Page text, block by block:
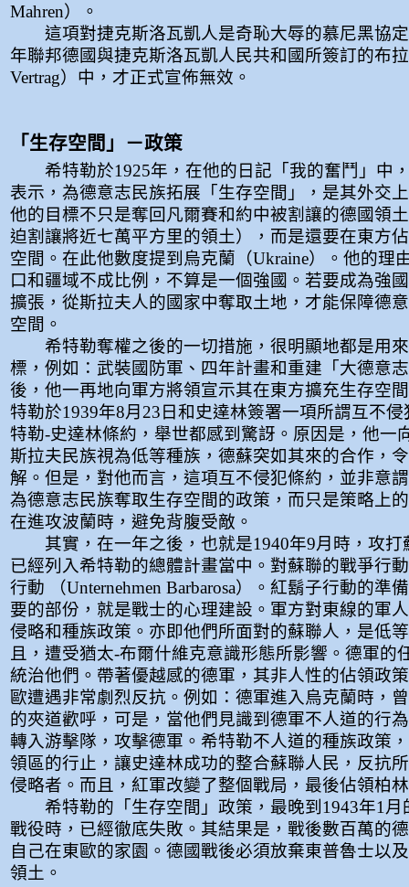
Mahren）。
這項對捷克斯洛瓦凱人是奇恥大辱的慕尼黑協定
年聯邦德國與捷克斯洛瓦凱人民共和國所簽訂的布
Vertrag）中，才正式宣佈無效。
「生存空間」－政策
希特勒於1925年，在他的日記「我的奮鬥」中
表示，為德意志民族拓展「生存空間」，是其外交
他的目標不只是奪回凡爾賽和約中被割讓的德國領
迫割讓將近七萬平方里的領土），而是還要在東方
空間。在此他數度提到烏克蘭（Ukraine）。他的理
口和疆域不成比例，不算是一個強國。若要成為強
擴張，從斯拉夫人的國家中奪取土地，才能保障德
空間。
希特勒奪權之後的一切措施，很明顯地都是用
標，例如：武裝國防軍、四年計畫和重建「大德意
後，他一再地向軍方將領宣示其在東方擴充生存空
特勒於1939年8月23日和史達林簽署一項所謂互不
特勒-史達林條約，舉世都感到驚訝。原因是，他一
斯拉夫民族視為低等種族，德蘇突如其來的合作，
解。但是，對他而言，這項互不侵犯條約，並非意
為德意志民族奪取生存空間的政策，而只是策略上
在進攻波蘭時，避免背腹受敵。
其實，在一年之後，也就是1940年9月時，攻打
已經列入希特勒的總體計畫當中。對蘇聯的戰爭行
行動 （Unternehmen Barbarosa）。紅鬍子行動的準
要的部份，就是戰士的心理建設。軍方對東線的軍
侵略和種族政策。亦即他們所面對的蘇聯人，是低
且，遭受猶太-布爾什維克意識形態所影響。德軍的
統治他們。帶著優越感的德軍，其非人性的佔領政
歐遭遇非常劇烈反抗。例如：德軍進入烏克蘭時，
的夾道歡呼，可是，當他們見識到德軍不人道的行
轉入游擊隊，攻擊德軍。希特勒不人道的種族政策
領區的行止，讓史達林成功的整合蘇聯人民，反抗
侵略者。而且，紅軍改變了整個戰局，最後佔領柏
希特勒的「生存空間」政策，最晚到1943年1月
戰役時，已經徹底失敗。其結果是，戰後數百萬的
自己在東歐的家園。德國戰後必須放棄東普魯士以
領土。